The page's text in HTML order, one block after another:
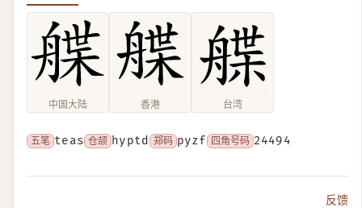
中国大陆 香港 台湾
五笔 teas 仓颉 hyptd 郑码 pyzf 四角号码 24494
反馈